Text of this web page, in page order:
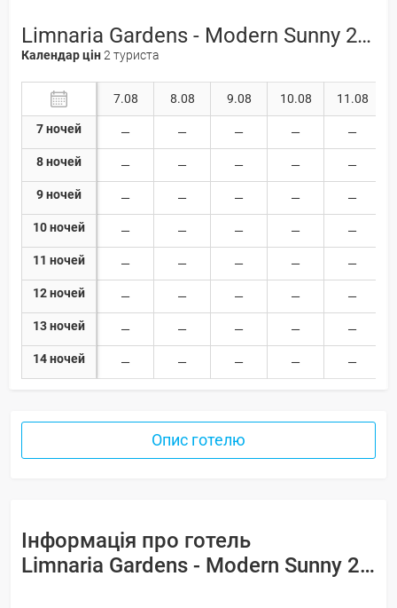
Limnaria Gardens - Modern Sunny 2 Bed Apartment -
Календар цін2 туриста
7 ночей
8 ночей
9 ночей
10 ночей
11 ночей
12 ночей
13 ночей
14 ночей
7.08 8.08 9.08 10.08 11.08
Опис готелю
Інформація про готель
Limnaria Gardens - Modern Sunny 2 Bed Apartment -